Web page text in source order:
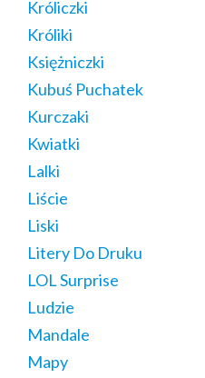
Króliczki
Króliki
Księżniczki
Kubuś Puchatek
Kurczaki
Kwiatki
Lalki
Liście
Liski
Litery Do Druku
LOL Surprise
Ludzie
Mandale
Mapy